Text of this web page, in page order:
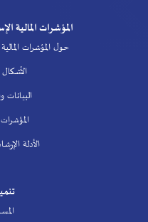
المؤشرات المالية
حول المؤشرات المالية
الأشكال
البيانات
الأدلة